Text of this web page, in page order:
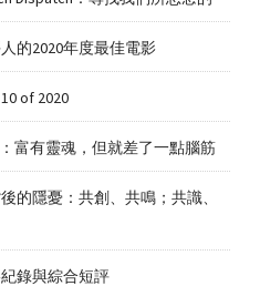
的2020年度最佳電影
of 2020
富有靈魂，但就差了一點腦筋
的隱憂：共創、共鳴；共識、
紀錄與綜合短評